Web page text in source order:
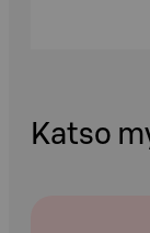
Katso